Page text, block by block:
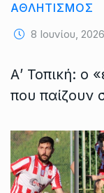
ΑΘΛΗΤΙΣΜΟΣ
8 Ιουνίου, 2026
Α’ Τοπική: ο
που παίζουν